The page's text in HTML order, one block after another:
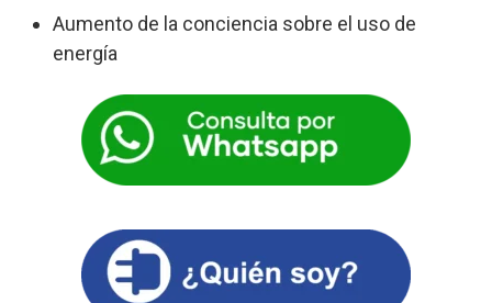
Aumento de la conciencia sobre el uso de
energía